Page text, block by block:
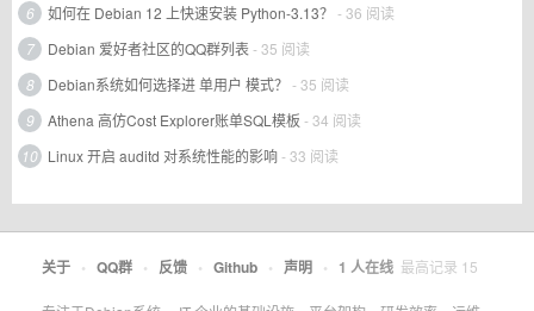
6
如何在 Debian 12 上快速安装 Python-3.13？ - 36 阅读
7
Debian 爱好者社区的QQ群列表 - 35 阅读
8
Debian系统如何选择进 单用户 模式？ - 35 阅读
9
Athena 高仿Cost Explorer账单SQL模板 - 34 阅读
10 Linux 开启 auditd 对系统性能的影响- 33 阅读
关于 • QQ群 • 反馈 • Github • 声明 • 1 人在线 最高记录 15